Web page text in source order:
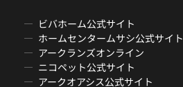
ビバホーム公式サイト
ホームセンタームサシ公式サイト
アークランズオンライン
ニコペット公式サイト
アークオアシス公式サイト